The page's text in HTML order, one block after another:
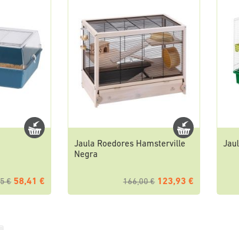
€ 58,41 €
Jaula Roedores Hamsterville
Negra
166,00 € 123,93 €